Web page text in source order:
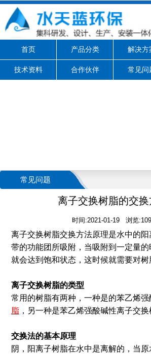
首页 产品分类 解决方
技术资料 合作伙伴 常见问
常见问题
离子交换树脂的交
时间:2021-01-19 浏览
离子交换树脂交换方法原理是水中的
带的功能团所吸附，当吸附到一定量
就会达到饱和状态，这时候就需要对树
离子交换树脂的类型
常用的树脂有两种，一种是的苯乙烯强
脂，另一种是苯乙烯强酸碱性离子交换
交换法的基本原理
阴，阳离子树脂在水中是离解的，当原